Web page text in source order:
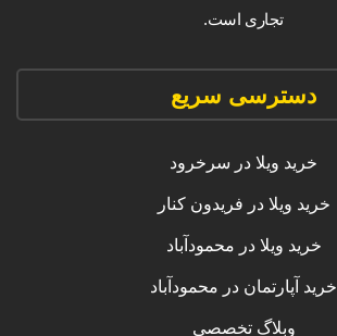
تجاری است.
دسترسی سریع
خرید ویلا در سرخرود
خرید ویلا در فریدون کنار
خرید ویلا در محمودآباد
خرید آپارتمان در محمودآباد
وبلاگ تخصصی